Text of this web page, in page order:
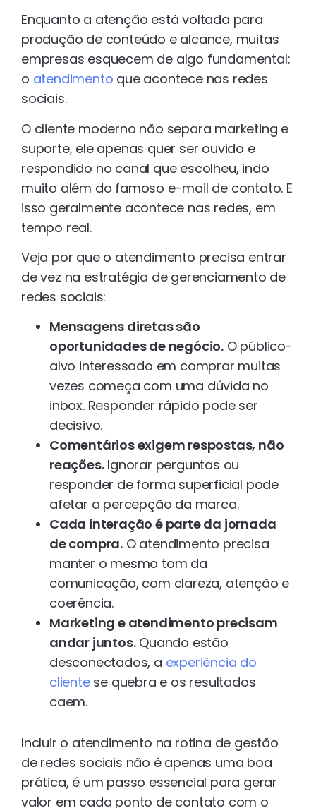
Enquanto a atenção está voltada para
produção de conteúdo e alcance, muitas
empresas esquecem de algo fundamental:
o atendimento que acontece nas redes
sociais.
O cliente moderno não separa marketing e
suporte, ele apenas quer ser ouvido e
respondido no canal que escolheu, indo
muito além do famoso e-mail de contato. E
isso geralmente acontece nas redes, em
tempo real.
Veja por que o atendimento precisa entrar
de vez na estratégia de gerenciamento de
redes sociais:
Mensagens diretas são
oportunidades de negócio. O público-
alvo interessado em comprar muitas
vezes começa com uma dúvida no
inbox. Responder rápido pode ser
decisivo.
Comentários exigem respostas, não
reações.Ignorar perguntas ou
responder de forma superficial pode
afetar a percepção da marca.
Cada interação é parte da jornada
de compra. O atendimento precisa
manter o mesmo tom da
comunicação, com clareza, atenção e
coerência.
Marketing e atendimento precisam
andar juntos.Quando estão
desconectados, a experiência do
clientese quebra e os resultados
caem.
Incluir o atendimento na rotina de gestão
de redes sociais não é apenas uma boa
prática, é um passo essencial para gerar
valor em cada ponto de contato com o